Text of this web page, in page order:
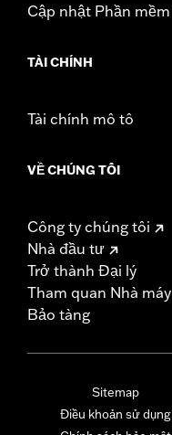
Cập nhật Phần mềm
TÀI CHÍNH
Tài chính mô tô
VỀ CHÚNG TÔI
Công ty chúng tôi
Nhà đầu tư
Trở thành Đại lý
Tham quan Nhà máy
Bảo tàng
Sitemap
Điều khoản sử dụng